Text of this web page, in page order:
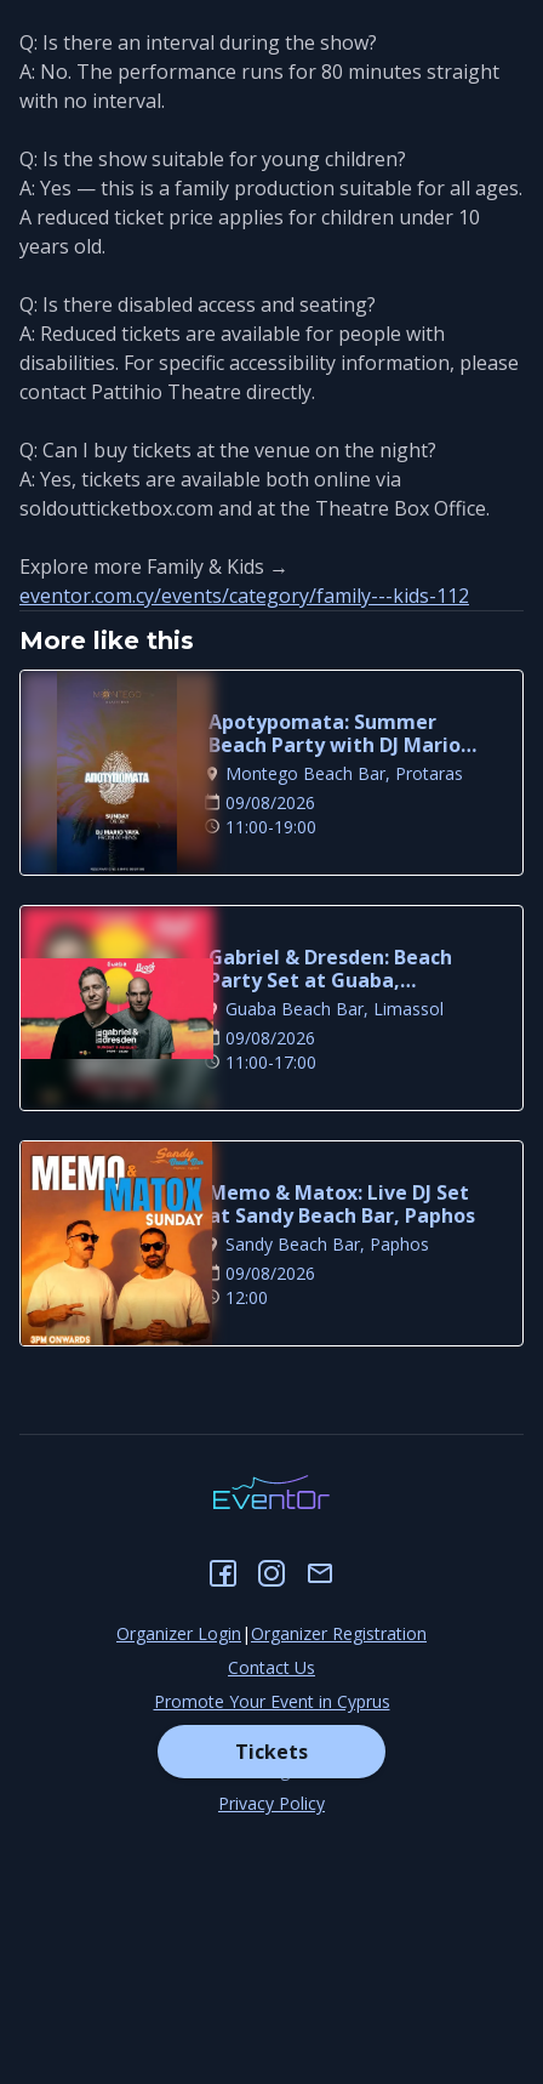
Q: Is there an interval during the show?
A: No. The performance runs for 80 minutes straight
with no interval.
Q: Is the show suitable for young children?
A: Yes — this is a family production suitable for all ages.
A reduced ticket price applies for children under 10
years old.
Q: Is there disabled access and seating?
A: Reduced tickets are available for people with
disabilities. For specific accessibility information, please
contact Pattihio Theatre directly.
Q: Can I buy tickets at the venue on the night?
A: Yes, tickets are available both online via
soldoutticketbox.com and at the Theatre Box Office.
Explore more Family & Kids →
eventor.com.cy/events/category/family---kids-112
More like this
Apotypomata: Summer
Beach Party with DJ Mario
Yaya in Protaras
Montego Beach Bar, Protaras
09/08/2026
11:00-19:00
Gabriel & Dresden: Beach
Party Set at Guaba,
Limassol
Guaba Beach Bar, Limassol
09/08/2026
11:00-17:00
Memo & Matox: Live DJ Set
at Sandy Beach Bar, Paphos
Sandy Beach Bar, Paphos
09/08/2026
12:00
Tickets
Organizer Login |Organizer Registration
Contact Us
Promote Your Event in Cyprus
Privacy Policy